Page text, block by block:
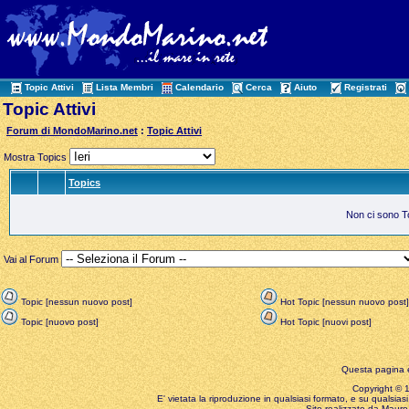
Topic Attivi Lista Membri Calendario Cerca Aiuto Registrati
Topic Attivi
Forum di MondoMarino.net :Topic Attivi
Mostra Topics
Topics
Non ci sono
Vai al Forum
Topic [nessun nuovo post]
Hot Topic [nessun nuovo post]
Topic [nuovo post]
Hot Topic [nuovi post]
Questa pagina
Copyright ©
E' vietata la riproduzione in qualsiasi formato, e su